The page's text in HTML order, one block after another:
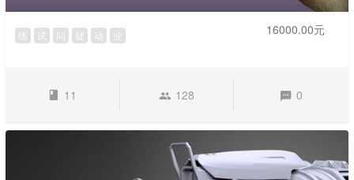
练 试 问 疑 动 业 16000.00元
11 128 0